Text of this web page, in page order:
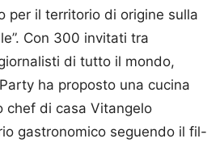
per il territorio di origine sulla
Con 300 invitati tra
di tutto il mondo,
ha proposto una cucina
chef di casa Vitangelo
gastronomico seguendo il fil-